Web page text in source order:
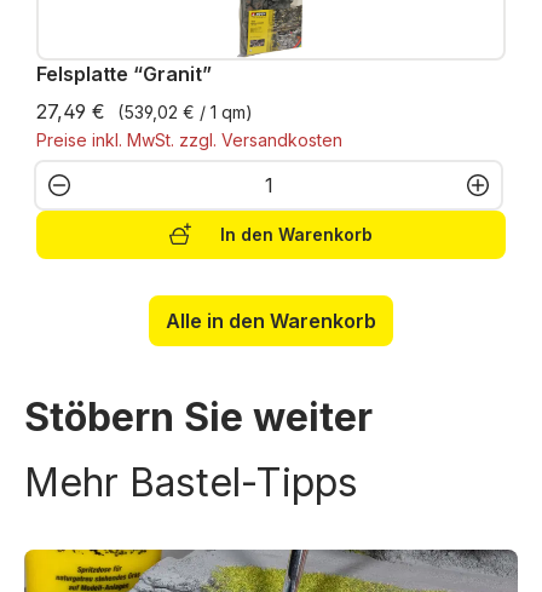
Felsplatte “Granit”
27,49 €
(539,02 € / 1 qm)
Preise inkl. MwSt. zzgl. Versandkosten
Produkt Anzahl: Gib den
In den Warenkorb
Alle in den Warenkorb
Stöbern Sie weiter
Mehr Bastel-Tipps